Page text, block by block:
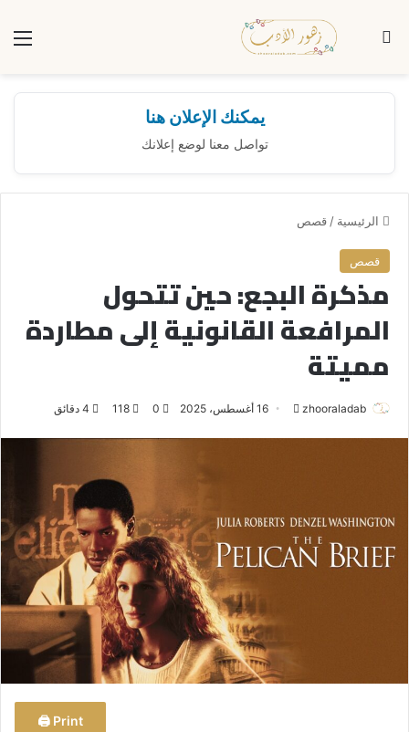
بحث عن
يمكنك الإعلان هنا
تواصل معنا لوضع إعلانك
الرئيسية /قصص
قصص
مذكرة البجع: حين تتحول
المرافعة القانونية إلى مطاردة
مميتة
zhooraladab
ر
ي
د
ك
16 أغسطس، 2025 0
118
Print 🖨